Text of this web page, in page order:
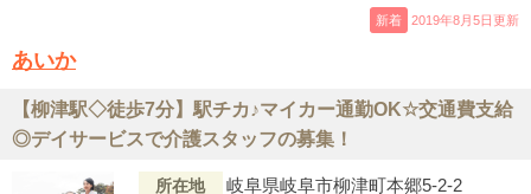
新着 2019年8月5日更新
あいか
【柳津駅◇徒歩7分】駅チカ♪マイカー通勤OK☆交通費支給
◎デイサービスで介護スタッフの募集！
所在地 岐阜県岐阜市柳津町本郷5-2-2